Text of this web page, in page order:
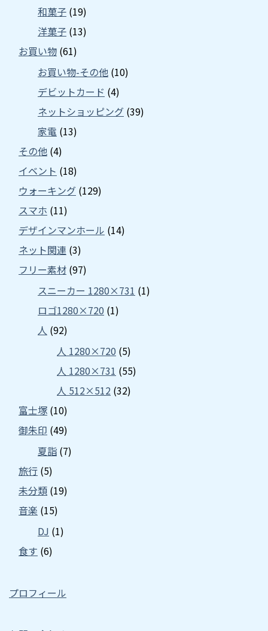
和菓子 (19)
洋菓子 (13)
お買い物 (61)
お買い物-その他 (10)
デビットカード (4)
ネットショッピング (39)
家電 (13)
その他 (4)
イベント (18)
ウォーキング (129)
スマホ (11)
デザインマンホール (14)
ネット関連 (3)
フリー素材 (97)
スニーカー 1280×731 (1)
ロゴ1280×720 (1)
人 (92)
人 1280×720 (5)
人 1280×731 (55)
人 512×512 (32)
富士塚 (10)
御朱印 (49)
夏詣 (7)
旅行 (5)
未分類 (19)
音楽 (15)
DJ (1)
食す (6)
プロフィール